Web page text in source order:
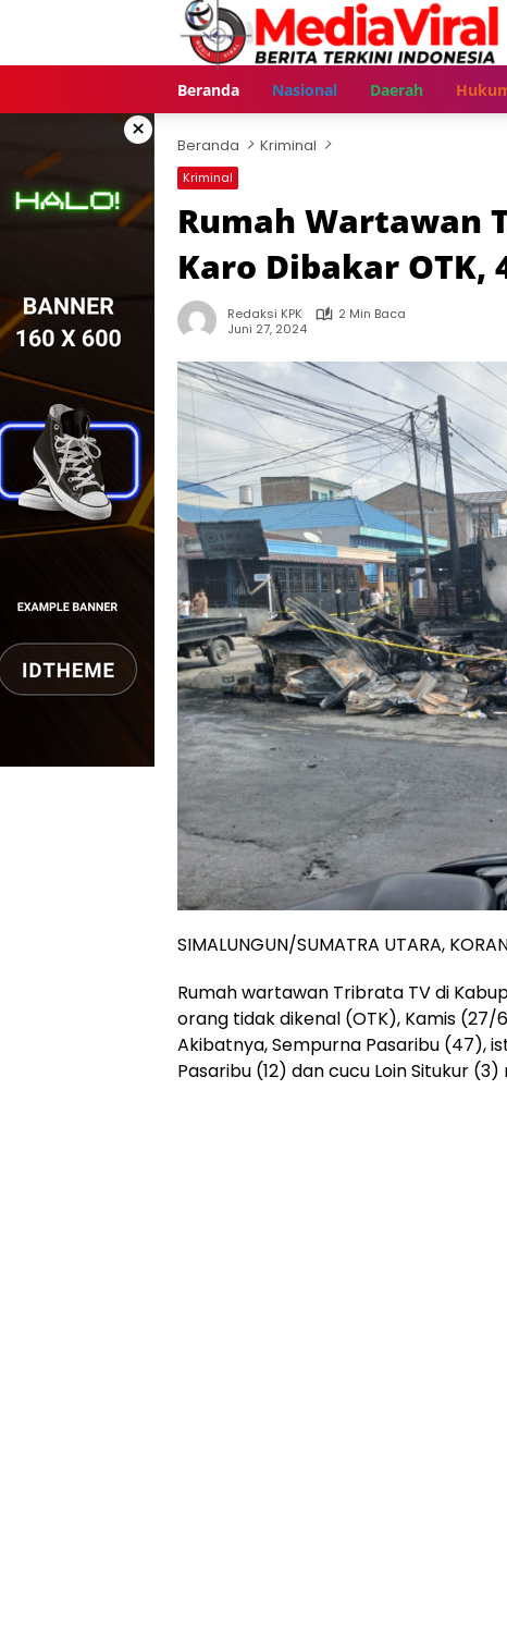
Beranda Nasional Daerah
× Beranda Kriminal
Kriminal
Rumah Wartawan
Karo Dibakar OTK,
Redaksi KPK
2 Min Baca
Juni 27, 2024
SIMALUNGUN/SUMATRA UTARA,
Rumah wartawan Tribrata TV di
orang tidak dikenal (OTK), Kamis
Akibatnya, Sempurna Pasaribu (47),
Pasaribu (12) dan cucu Loin Situkur